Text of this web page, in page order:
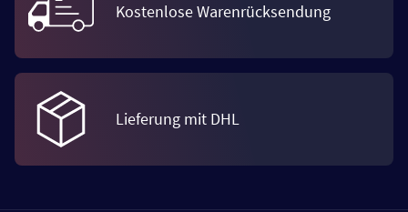
Kostenlose Warenrücksendung
Lieferung mit DHL